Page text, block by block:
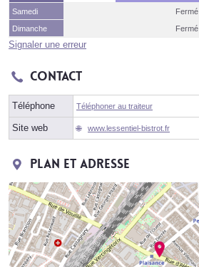
Samedi
Fermé
Dimanche
Fermé
Signaler une erreur
Contact
Téléphone Téléphoner au traiteur
Site web www.lessentiel-bistrot.fr
Plan et adresse